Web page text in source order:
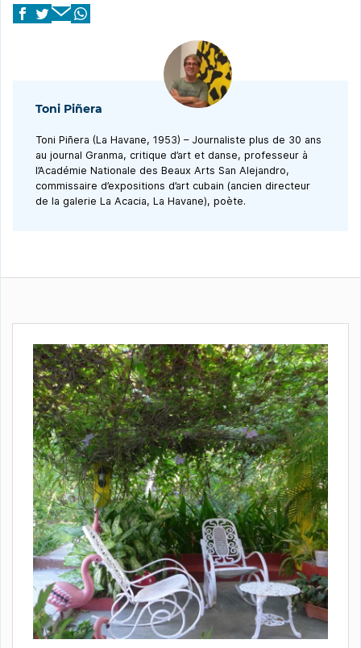
Toni Piñera
Toni Piñera (La Havane, 1953) – Journaliste plus de 30 ans
au journal Granma, critique d’art et danse, professeur à
l’Académie Nationale des Beaux Arts San Alejandro,
commissaire d’expositions d’art cubain (ancien directeur
de la galerie La Acacia, La Havane), poète.